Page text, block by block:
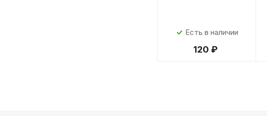
Есть в наличии
120 ₽